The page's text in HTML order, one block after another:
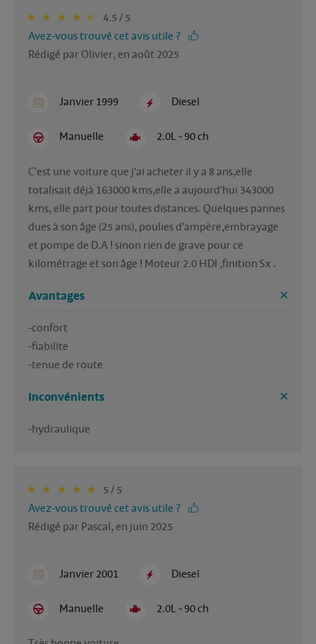
4.5 / 5
Avez-vous trouvé cet avis utile ?
Rédigé par Olivier, en août 2025
Janvier 1999 Diesel
Manuelle 2.0L - 90 ch
C'est une voiture que j'ai acheter il y a 8 ans,elle
totalisait déjà 163000 kms,elle a aujourd'hui 343000
kms, elle part pour toutes distances. Quelques pannes
dues à son âge (25 ans), poulies d'ampère,embrayage
et pompe de D.A ! sinon rien de grave pour ce
kilométrage et son âge ! Moteur 2.0 HDI ,finition Sx .
Avantages
-confort
-fiabilite
-tenue de route
Inconvénients
-hydraulique
5 / 5
Avez-vous trouvé cet avis utile ?
Rédigé par Pascal, en juin 2025
Janvier 2001 Diesel
Manuelle 2.0L - 90 ch